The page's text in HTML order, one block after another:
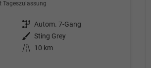
Tageszulassung
Getriebe Autom. 7-Gang
Außenfarbe Sting Grey
Kilometerstand
10 km